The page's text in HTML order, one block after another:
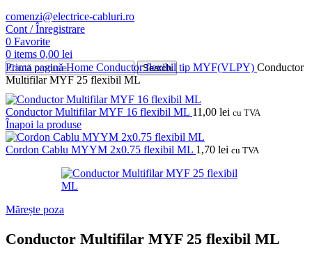
comenzi@electrice-cabluri.ro
Cont / Înregistrare
0 Favorite
0 items 0,00 lei
Search
Prima paginăHome Conductor flexibil tip MYF(VLPY) Conductor
Multifilar MYF 25 flexibil ML
Conductor Multifilar MYF 16 flexibil ML 11,00 lei cu TVA
Înapoi la produse
Cordon Cablu MYYM 2x0.75 flexibil ML 1,70 lei cu TVA
Mărește poza
Conductor Multifilar MYF 25 flexibil ML